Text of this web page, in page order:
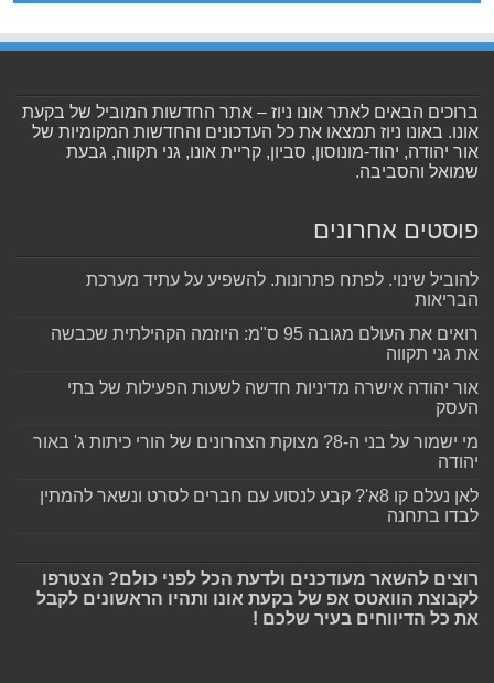
ברוכים הבאים לאתר אונו ניוז – אתר החדשות המוביל של בקעת
אונו. באונו ניוז תמצאו את כל העדכונים והחדשות המקומיות של
אור יהודה, יהוד-מונוסון, סביון, קריית אונו, גני תקווה, גבעת
שמואל והסביבה.
פוסטים אחרונים
להוביל שינוי. לפתח פתרונות. להשפיע על עתיד מערכת
הבריאות
רואים את העולם מגובה 95 ס"מ: היוזמה הקהילתית שכבשה
את גני תקווה
אור יהודה אישרה מדיניות חדשה לשעות הפעילות של בתי
העסק
מי ישמור על בני ה-8? מצוקת הצהרונים של הורי כיתות ג' באור
יהודה
לאן נעלם קו 8א'? קבע לנסוע עם חברים לסרט ונשאר להמתין
לבדו בתחנה
רוצים להשאר מעודכנים ולדעת הכל לפני כולם? הצטרפו
לקבוצת הוואטס אפ של בקעת אונו ותהיו הראשונים לקבל
את כל הדיווחים בעיר שלכם !